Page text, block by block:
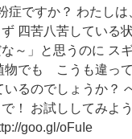
ですか？ わたしは
四苦八苦している
～」と思うのに ス
物でも こうも違っ
るのでしょうか？
！ お試ししてみよ
http://goo.gl/